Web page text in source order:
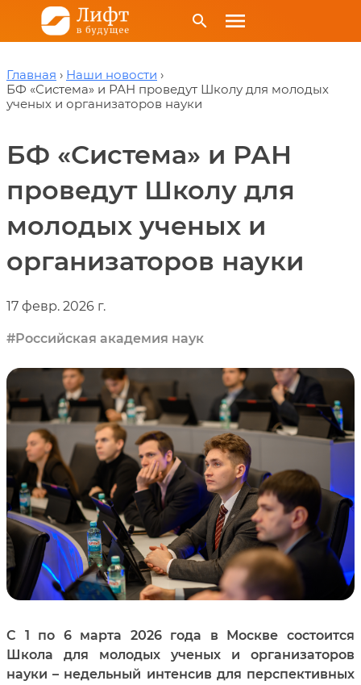
search menu
Главная
Наши новости
БФ «Система» и РАН проведут Школу для молодых
ученых и организаторов науки
БФ «Система» и РАН
проведут Школу для
молодых ученых и
организаторов науки
17 февр. 2026 г.
Российская академия наук
С 1 по 6 марта 2026 года в Москве состоится
Школа для молодых ученых и организаторов
науки – недельный интенсив для перспективных